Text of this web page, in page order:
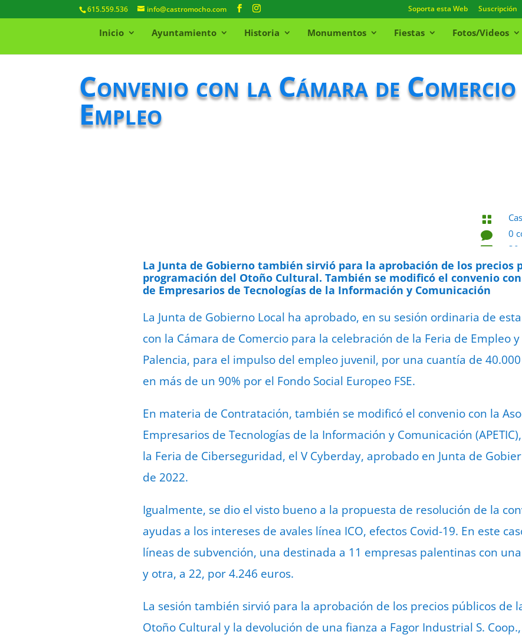
615.559.536 info@castromocho.com Soporta esta Web Suscripción
Inicio Ayuntamiento Historia Monumentos Fiestas Fotos/Videos
Convenio con la Cámara de
Empleo


0
30
La Junta de Gobierno también sirvió para la aprobación de los precios
programación del Otoño Cultural. También se modificó el convenio
de Empresarios de Tecnologías de la Información y Comunicación
La Junta de Gobierno Local ha aprobado, en su sesión ordinaria de
con la Cámara de Comercio para la celebración de la Feria de Empleo
Palencia, para el impulso del empleo juvenil, por una cuantía de
en más de un 90% por el Fondo Social Europeo FSE.
En materia de Contratación, también se modificó el convenio con la
Empresarios de Tecnologías de la Información y Comunicación
la Feria de Ciberseguridad, el V Cyberday, aprobado en Junta de
de 2022.
Igualmente, se dio el visto bueno a la propuesta de resolución de la
ayudas a los intereses de avales línea ICO, efectos Covid-19. En este
líneas de subvención, una destinada a 11 empresas palentinas con
y otra, a 22, por 4.246 euros.
La sesión también sirvió para la aprobación de los precios públicos de
Otoño Cultural y la devolución de una fianza a Fagor Industrial S.